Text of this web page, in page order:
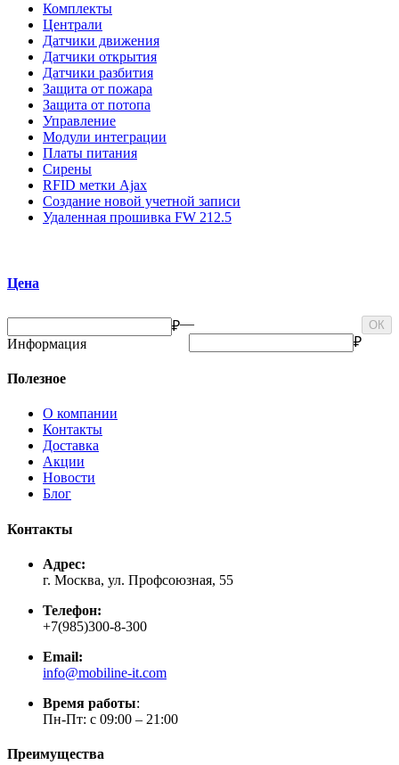
Комплекты
Централи
Датчики движения
Датчики открытия
Датчики разбития
Защита от пожара
Защита от потопа
Управление
Модули интеграции
Платы питания
Сирены
RFID метки Ajax
Создание новой учетной записи
Удаленная прошивка FW 212.5
Цена
₽— ОК
₽
Информация
Полезное
О компании
Контакты
Доставка
Акции
Новости
Блог
Контакты
Адрес:
г. Москва, ул. Профсоюзная, 55
Телефон:
+7(985)300-8-300
Email:
info@mobiline-it.com
Время работы:
Пн-Пт: с 09:00 – 21:00
Преимущества